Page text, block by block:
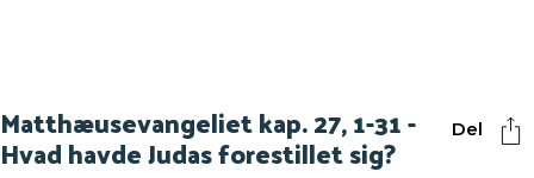
Del
Matthæusevangeliet kap. 27, 1-31 -
Hvad havde Judas forestillet sig?